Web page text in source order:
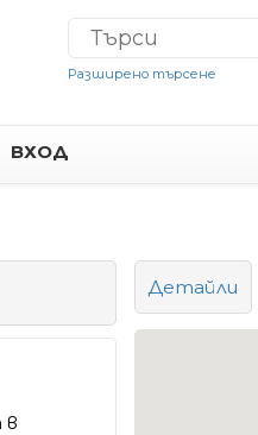
Разширено търсене
ВХОД
в
Детайли